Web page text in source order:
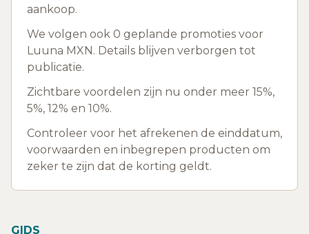
aankoop.
We volgen ook 0 geplande promoties voor
Luuna MXN. Details blijven verborgen tot
publicatie.
Zichtbare voordelen zijn nu onder meer 15%,
5%, 12% en 10%.
Controleer voor het afrekenen de einddatum,
voorwaarden en inbegrepen producten om
zeker te zijn dat de korting geldt.
GIDS